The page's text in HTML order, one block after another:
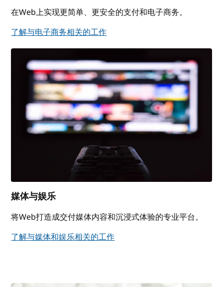
在Web上实现更简单、更安全的支付和电子商务。
了解与电子商务相关的工作
媒体与娱乐
将Web打造成交付媒体内容和沉浸式体验的专业平台。
了解与媒体和娱乐相关的工作